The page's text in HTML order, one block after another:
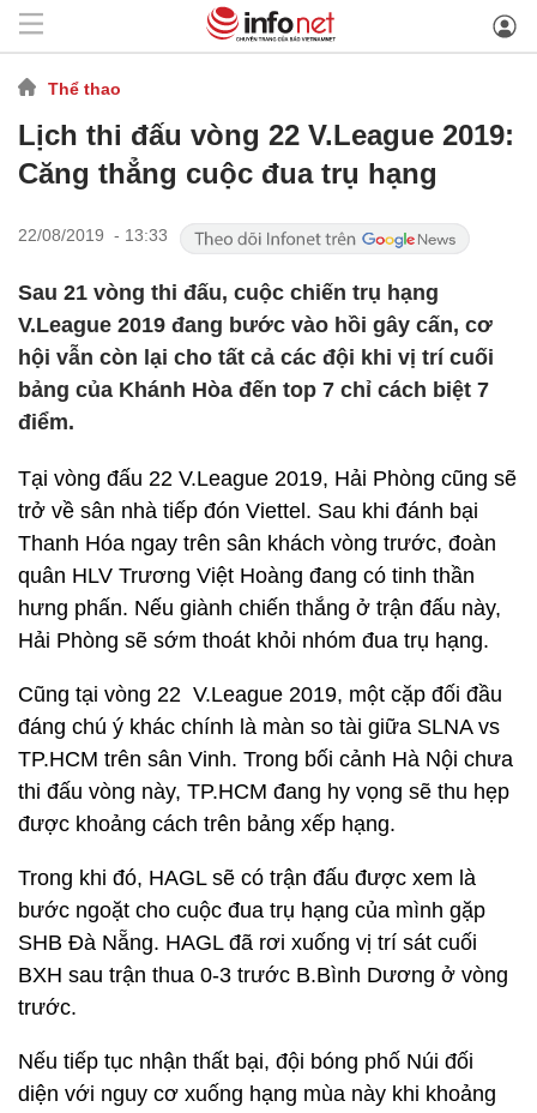
Thể thao
Lịch thi đấu vòng 22 V.League 2019:
Căng thẳng cuộc đua trụ hạng
22/08/2019 - 13:33
Sau 21 vòng thi đấu, cuộc chiến trụ hạng
V.League 2019 đang bước vào hồi gây cấn, cơ
hội vẫn còn lại cho tất cả các đội khi vị trí cuối
bảng của Khánh Hòa đến top 7 chỉ cách biệt 7
điểm.
Tại vòng đấu 22 V.League 2019, Hải Phòng cũng sẽ
trở về sân nhà tiếp đón Viettel. Sau khi đánh bại
Thanh Hóa ngay trên sân khách vòng trước, đoàn
quân HLV Trương Việt Hoàng đang có tinh thần
hưng phấn. Nếu giành chiến thắng ở trận đấu này,
Hải Phòng sẽ sớm thoát khỏi nhóm đua trụ hạng.
Cũng tại vòng 22 V.League 2019, một cặp đối đầu
đáng chú ý khác chính là màn so tài giữa SLNA vs
TP.HCM trên sân Vinh. Trong bối cảnh Hà Nội chưa
thi đấu vòng này, TP.HCM đang hy vọng sẽ thu hẹp
được khoảng cách trên bảng xếp hạng.
Trong khi đó, HAGL sẽ có trận đấu được xem là
bước ngoặt cho cuộc đua trụ hạng của mình gặp
SHB Đà Nẵng. HAGL đã rơi xuống vị trí sát cuối
BXH sau trận thua 0-3 trước B.Bình Dương ở vòng
trước.
Nếu tiếp tục nhận thất bại, đội bóng phố Núi đối
diện với nguy cơ xuống hạng mùa này khi khoảng